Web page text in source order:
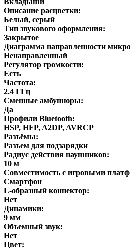
Описание расцветки:
Белый, серый
Тип звукового оформления:
Закрытое
Диаграмма направленности
Ненаправленный
Регулятор громкости:
Есть
Частота:
2.4 ГГц
Сменные амбушюры:
Да
Профили Bluetooth:
HSP, HFP, A2DP, AVRCP
Разъёмы:
Разъем для подзарядки
Радиус действия наушников:
10 м
Совместимость с игровыми
Смартфон
L-образный коннектор:
Нет
Динамики:
9 мм
Объемный звук:
Нет
Цвет: